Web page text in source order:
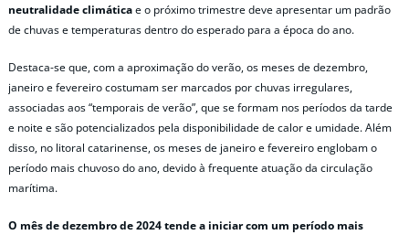
neutralidade climáticae o próximo trimestre deve apresentar um padrão
de chuvas e temperaturas dentro do esperado para a época do ano.
Destaca-se que, com a aproximação do verão, os meses de dezembro,
janeiro e fevereiro costumam ser marcados por chuvas irregulares,
associadas aos “temporais de verão”, que se formam nos períodos da tarde
e noite e são potencializados pela disponibilidade de calor e umidade. Além
disso, no litoral catarinense, os meses de janeiro e fevereiro englobam o
período mais chuvoso do ano, devido à frequente atuação da circulação
marítima.
O mês de dezembro de 2024 tende a iniciar com um período mais